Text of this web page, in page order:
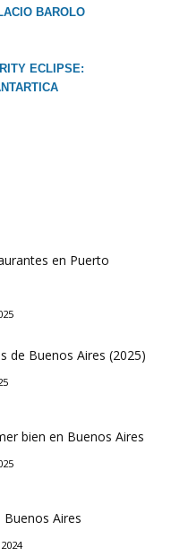
BAROLO
ECLIPSE:
en Puerto
de Buenos Aires (2025)
bien en Buenos Aires
Aires